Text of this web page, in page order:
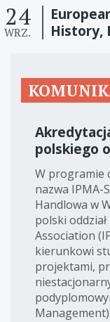
24
WRZ.
History,
polskiego
W programie
nazwa IPMA-
Handlowa w
polski
Association
kierunkowi
projektami,
Management).